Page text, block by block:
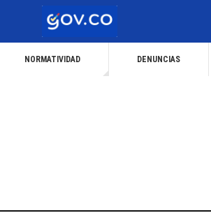
NORMATIVIDAD DENUNCIAS